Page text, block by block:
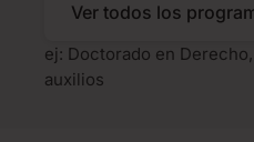
Ver todos los
ej: Doctorado en
auxilios